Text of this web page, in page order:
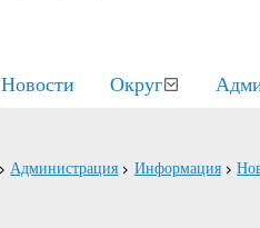
Новости Округ
Администрация Информация